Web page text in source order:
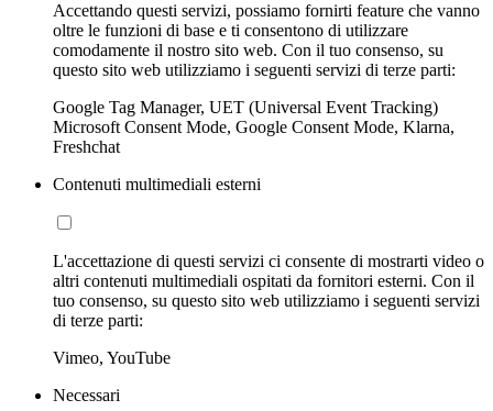
Accettando questi servizi, possiamo fornirti feature che vanno
oltre le funzioni di base e ti consentono di utilizzare
comodamente il nostro sito web. Con il tuo consenso, su
questo sito web utilizziamo i seguenti servizi di terze parti:
Google Tag Manager, UET (Universal Event Tracking)
Microsoft Consent Mode, Google Consent Mode, Klarna,
Freshchat
Contenuti multimediali esterni
L'accettazione di questi servizi ci consente di mostrarti video o
altri contenuti multimediali ospitati da fornitori esterni. Con il
tuo consenso, su questo sito web utilizziamo i seguenti servizi
di terze parti:
Vimeo, YouTube
Necessari